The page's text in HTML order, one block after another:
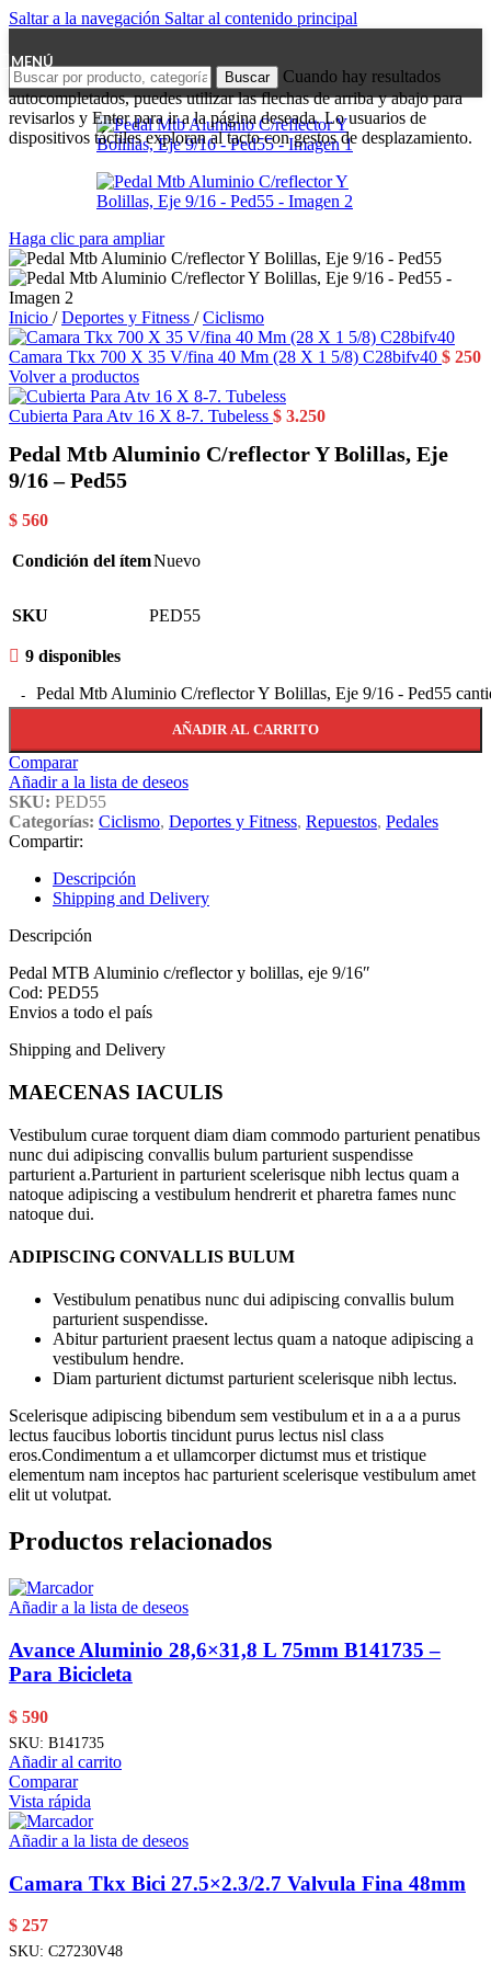
Saltar a la navegación Saltar al contenido principal
MENÚ
Buscar
Cuando hay resultados
autocompletados, puedes utilizar las flechas de arriba y abajo para
revisarlos y Enter para ir a la página deseada. Lo usuarios de
dispositivos táctiles exploran al tacto con gestos de desplazamiento.
Haga clic para ampliar
Inicio / Deportes y Fitness / Ciclismo
Camara Tkx 700 X 35 V/fina 40 Mm (28 X 1 5/8) C28bifv40 $ 250
Volver a productos
Cubierta Para Atv 16 X 8-7. Tubeless $ 3.250
Pedal Mtb Aluminio C/reflector Y Bolillas, Eje
9/16 – Ped55
$ 560
Condición del ítemNuevo
SKU PED55
9 disponibles
Pedal Mtb Aluminio C/reflector Y Bolillas, Eje 9/16 - Ped55
AÑADIR AL CARRITO
Comparar
Añadir a la lista de deseos
SKU: PED55
Categorías: Ciclismo, Deportes y Fitness, Repuestos, Pedales
Compartir:
Descripción
Shipping and Delivery
Descripción
Pedal MTB Aluminio c/reflector y bolillas, eje 9/16″
Cod: PED55
Envios a todo el país
Shipping and Delivery
MAECENAS IACULIS
Vestibulum curae torquent diam diam commodo parturient penatibus
nunc dui adipiscing convallis bulum parturient suspendisse
parturient a.Parturient in parturient scelerisque nibh lectus quam a
natoque adipiscing a vestibulum hendrerit et pharetra fames nunc
natoque dui.
ADIPISCING CONVALLIS BULUM
Vestibulum penatibus nunc dui adipiscing convallis bulum
parturient suspendisse.
Abitur parturient praesent lectus quam a natoque adipiscing a
vestibulum hendre.
Diam parturient dictumst parturient scelerisque nibh lectus.
Scelerisque adipiscing bibendum sem vestibulum et in a a a purus
lectus faucibus lobortis tincidunt purus lectus nisl class
eros.Condimentum a et ullamcorper dictumst mus et tristique
elementum nam inceptos hac parturient scelerisque vestibulum amet
elit ut volutpat.
Productos relacionados
Añadir a la lista de deseos
Avance Aluminio 28,6×31,8 L 75mm B141735 –
Para Bicicleta
$ 590
SKU: B141735
Añadir al carrito
Comparar
Vista rápida
Añadir a la lista de deseos
Camara Tkx Bici 27.5×2.3/2.7 Valvula Fina 48mm
$ 257
SKU: C27230V48